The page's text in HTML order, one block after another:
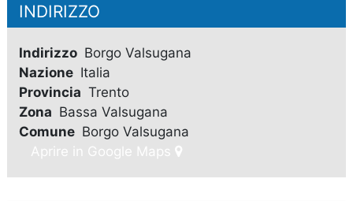
INDIRIZZO
Indirizzo Borgo Valsugana
Nazione Italia
Provincia Trento
Zona Bassa Valsugana
Comune Borgo Valsugana
Aprire in Google Maps